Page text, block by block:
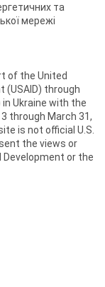
та
мережі
of the United
(USAID) through
Ukraine with the
through March 31,
is not official U.S.
the views or
or the